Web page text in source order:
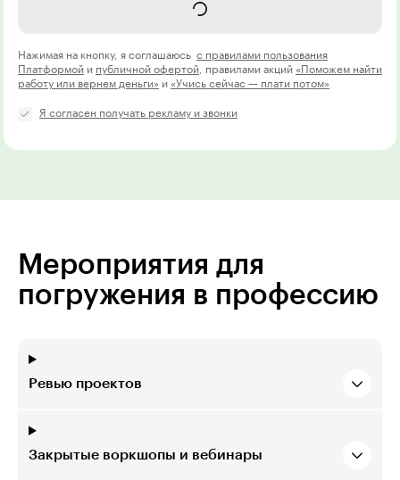
Записаться на курс
Нажимая на кнопку, я соглашаюсь с правилами пользования
Платформой и публичной офертой , правилами акций «Поможем найти
работу или вернем деньги» и «Учись сейчас — плати потом»
Я согласен получать рекламу и звонки
Мероприятия для
погружения в профессию
Ревью проектов
Закрытые воркшопы и вебинары